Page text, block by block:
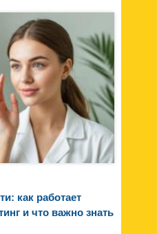
как работает
и что важно знать